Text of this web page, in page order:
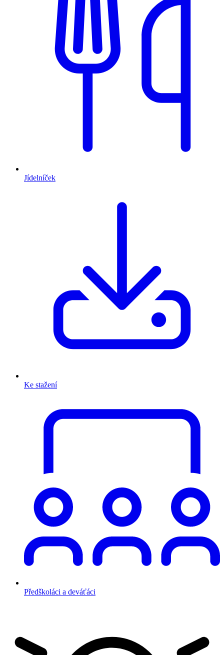
Jídelníček
Ke stažení
Předškoláci a deváťáci